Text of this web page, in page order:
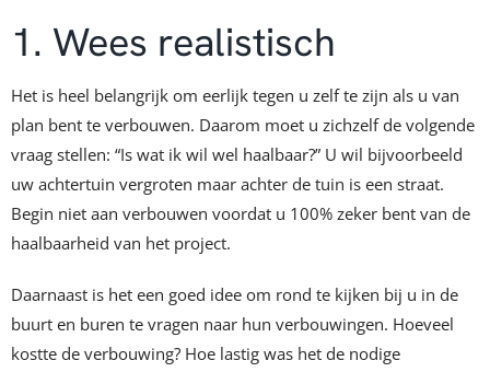
1. Wees realistisch
Het is heel belangrijk om eerlijk tegen u zelf te zijn als u van
plan bent te verbouwen. Daarom moet u zichzelf de volgende
vraag stellen: “Is wat ik wil wel haalbaar?” U wil bijvoorbeeld
uw achtertuin vergroten maar achter de tuin is een straat.
Begin niet aan verbouwen voordat u 100% zeker bent van de
haalbaarheid van het project.
Daarnaast is het een goed idee om rond te kijken bij u in de
buurt en buren te vragen naar hun verbouwingen. Hoeveel
kostte de verbouwing? Hoe lastig was het de nodige